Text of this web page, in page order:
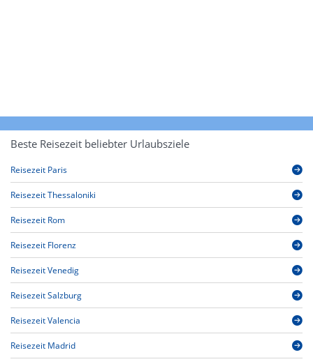
Beste Reisezeit beliebter Urlaubsziele
Reisezeit Paris
Reisezeit Thessaloniki
Reisezeit Rom
Reisezeit Florenz
Reisezeit Venedig
Reisezeit Salzburg
Reisezeit Valencia
Reisezeit Madrid